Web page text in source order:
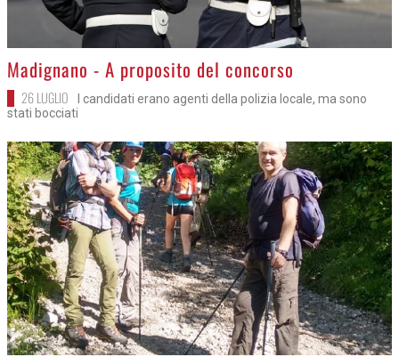
>Madignano - A proposito del concorso
26 LUGLIO
I candidati erano agenti della polizia locale, ma sono
stati bocciati